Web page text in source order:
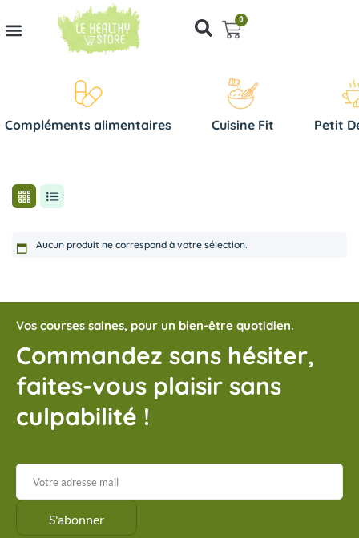
0
Compléments alimentaires Cuisine Fit Petit
Aucun produit ne correspond à votre sélection.
Vos courses saines, pour un bien-être quotidien.
Commandez sans hésiter,
faites-vous plaisir sans
culpabilité !